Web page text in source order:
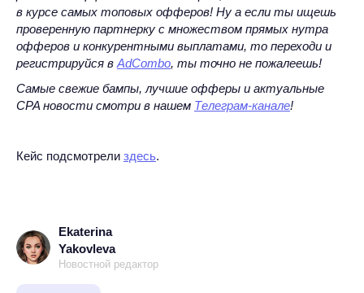
в курсе самых топовых офферов! Ну а если ты ищешь
проверенную партнерку с множеством прямых нутра
офферов и конкурентными выплатами, то переходи и
регистрируйся в AdCombo, ты точно не пожалеешь!
Самые свежие бампы, лучшие офферы и актуальные
CPA новости смотри в нашем Телеграм-канале!
Кейс подсмотрели здесь.
Ekaterina
Yakovleva
Новостной редактор